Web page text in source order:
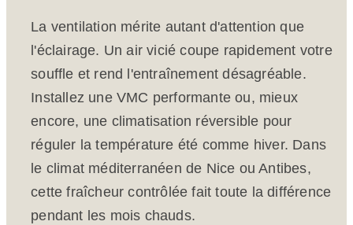
La ventilation mérite autant d'attention que
l'éclairage. Un air vicié coupe rapidement votre
souffle et rend l'entraînement désagréable.
Installez une VMC performante ou, mieux
encore, une climatisation réversible pour
réguler la température été comme hiver. Dans
le climat méditerranéen de Nice ou Antibes,
cette fraîcheur contrôlée fait toute la différence
pendant les mois chauds.